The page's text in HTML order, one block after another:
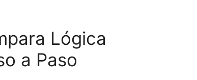
Lógica
a Paso